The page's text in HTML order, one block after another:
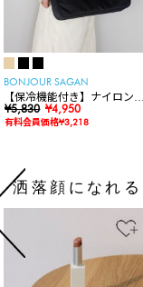
BONJOUR SAGAN
【保冷機能付き】ナイロンシ
ョルダーバッグ
¥5,830 ¥4,950
有料会員価格¥3,218
洒落顔になれる